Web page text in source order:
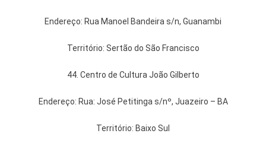
Endereço: Rua Manoel Bandeira s/n, Guanambi
Território: Sertão do São Francisco
44. Centro de Cultura João Gilberto
Endereço: Rua: José Petitinga s/nº, Juazeiro – BA
Território: Baixo Sul